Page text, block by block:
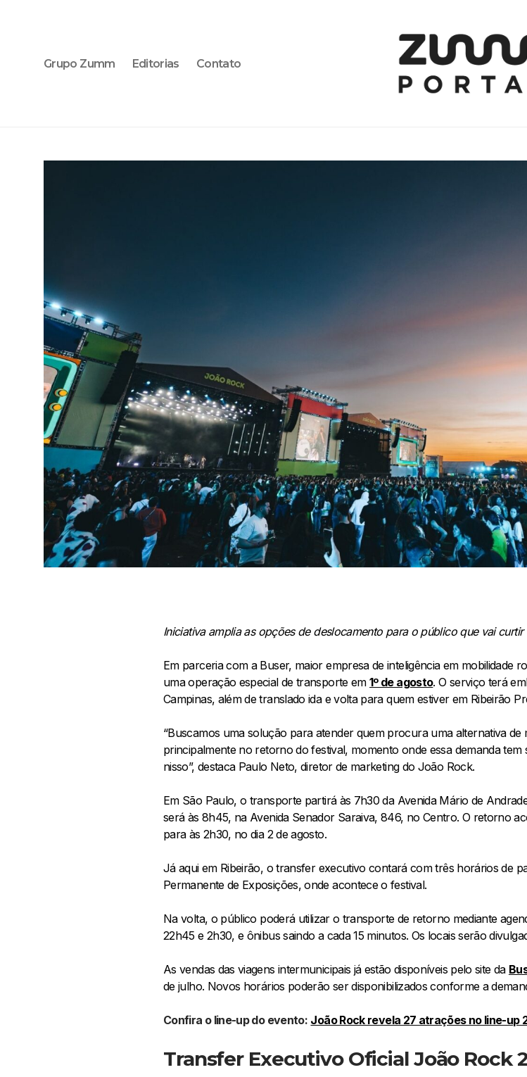
Grupo Zumm Editorias Contato
Iniciativa amplia as opções de deslocamento para o público que vai
Em parceria com a Buser, maior empresa de inteligência em mobilidade
uma operação especial de transporte em1º de agosto. O serviço terá
Campinas, além de translado ida e volta para quem estiver em Ribeirão
“Buscamos uma solução para atender quem procura uma alternativa
principalmente no retorno do festival, momento onde essa demanda
nisso”, destaca Paulo Neto, diretor de marketing do João Rock.
Em São Paulo, o transporte partirá às 7h30 da Avenida Mário de
será às 8h45, na Avenida Senador Saraiva, 846, no Centro. O retorno
para às 2h30, no dia 2 de agosto.
Já aqui em Ribeirão, o transfer executivo contará com três horários de
Permanente de Exposições, onde acontece o festival.
Na volta, o público poderá utilizar o transporte de retorno mediante
22h45 e 2h30, e ônibus saindo a cada 15 minutos. Os locais serão
As vendas das viagens intermunicipais já estão disponíveis pelo site da
de julho. Novos horários poderão ser disponibilizados conforme a
Confira o line-up do evento: João Rock revela 27 atrações no line-up
Transfer Executivo Oficial João Rock